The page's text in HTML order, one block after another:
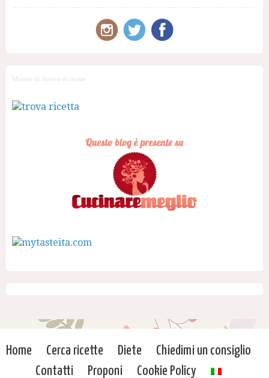
Motore di ricerca di ricette
Home Cerca ricette Diete
Chiedimi un consiglio
Contatti
Proponi Cookie Policy